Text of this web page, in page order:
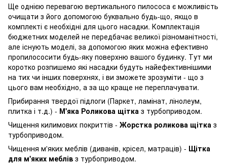
Ще однією перевагою вертикального пилососа є можливість
очищати з його допомогою буквально будь-що, якщо в
комплекті є необхідні для цього насадки. Комплектація
бюджетних моделей не передбачає великої різноманітності,
але існують моделі, за допомогою яких можна ефективно
пропилососити будь-яку поверхню вашого будинку. Тут ми
коротко розпишемо які насадки будуть найефективнішими
на тих чи інших поверхнях, і ви зможете зрозуміти - що з
цього вам необхідно, а за що краще не переплачувати.
Прибирання твердої підлоги (Паркет, ламінат, лінолеум,
плитка і т.д.) - М'яка Роликова щітка з турбоприводом.
Чищення килимових покриттів - Жорстка роликова щітка з
турбоприводом.
Чищення м'яких меблів (диванів, крісел, матраців) - Щітка
для м'яких меблів з турбоприводом.